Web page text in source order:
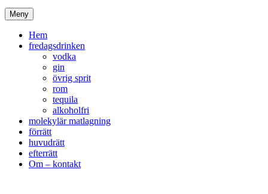
Meny
Hem
fredagsdrinken
vodka
gin
övrig sprit
rom
tequila
alkoholfri
molekylär matlagning
förrätt
huvudrätt
efterrätt
Om – kontakt